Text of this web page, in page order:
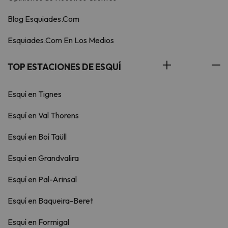
Blog Esquiades.Com
Esquiades.Com En Los Medios
TOP ESTACIONES DE ESQUÍ
Esquí en Tignes
Esquí en Val Thorens
Esquí en Boí Taüll
Esquí en Grandvalira
Esquí en Pal-Arinsal
Esquí en Baqueira-Beret
Esquí en Formigal